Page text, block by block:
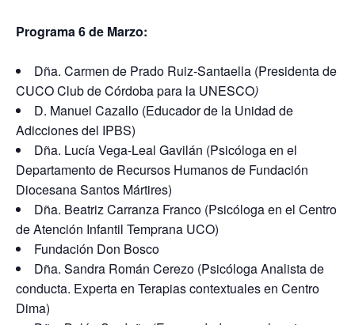
Programa 6 de Marzo:
Dña. Carmen de Prado Ruiz-Santaella (Presidenta de
CUCO Club de Córdoba para la UNESCO)
D. Manuel Cazallo (Educador de la Unidad de
Adicciones del IPBS)
Dña. Lucía Vega-Leal Gavilán (Psicóloga en el
Departamento de Recursos Humanos de Fundación
Diocesana Santos Mártires)
Dña. Beatriz Carranza Franco (Psicóloga en el Centro
de Atención Infantil Temprana UCO)
Fundación Don Bosco
Dña. Sandra Román Cerezo (Psicóloga Analista de
conducta. Experta en Terapias contextuales en Centro
Dima)